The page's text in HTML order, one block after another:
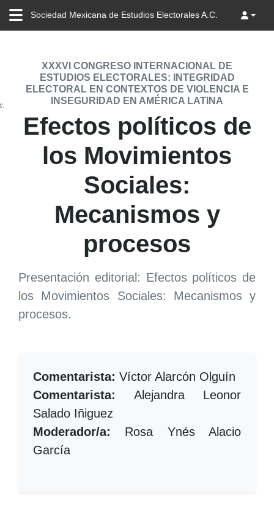
Sociedad Mexicana de Estudios Electorales A.C.
XXXVI CONGRESO INTERNACIONAL DE
ESTUDIOS ELECTORALES: INTEGRIDAD
ELECTORAL EN CONTEXTOS DE VIOLENCIA E
INSEGURIDAD EN AMÉRICA LATINA
Efectos políticos de
los Movimientos
Sociales:
Mecanismos y
procesos
Presentación editorial: Efectos políticos de
los Movimientos Sociales: Mecanismos y
procesos.
Comentarista: Víctor Alarcón Olguín
Comentarista: Alejandra Leonor
Salado Iñiguez
Moderador/a: Rosa Ynés Alacio
García